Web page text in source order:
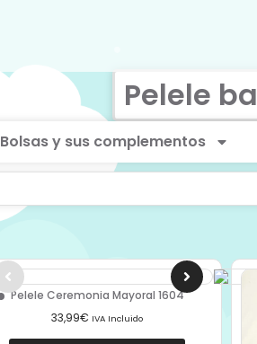
Pelele
Bolsas y sus complementos
Pelele Ceremonia Mayoral 1604
33,99€ IVA Incluido